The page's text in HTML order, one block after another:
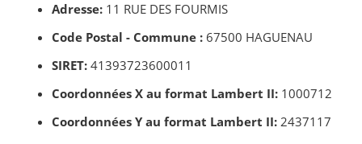
Adresse: 11 RUE DES FOURMIS
Code Postal - Commune : 67500 HAGUENAU
SIRET: 41393723600011
Coordonnées X au format Lambert II: 1000712
Coordonnées Y au format Lambert II: 2437117